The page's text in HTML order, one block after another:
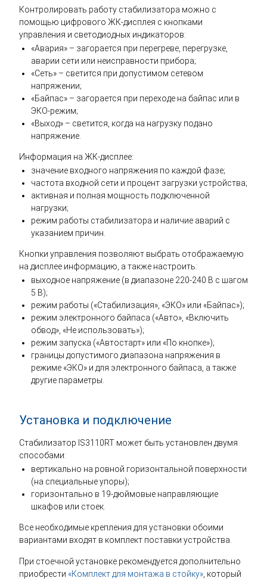
Контролировать работу стабилизатора можно с
помощью цифрового ЖК-дисплея с кнопками
управления и светодиодных индикаторов:
«Авария» – загорается при перегреве, перегрузке,
аварии сети или неисправности прибора;
«Сеть» – светится при допустимом сетевом
напряжении;
«Байпас» – загорается при переходе на байпас или в
ЭКО-режим;
«Выход» – светится, когда на нагрузку подано
напряжение.
Информация на ЖК-дисплее:
значение входного напряжения по каждой фазе;
частота входной сети и процент загрузки устройства;
активная и полная мощность подключенной
нагрузки;
режим работы стабилизатора и наличие аварий с
указанием причин.
Кнопки управления позволяют выбрать отображаемую
на дисплее информацию, а также настроить:
выходное напряжение (в диапазоне 220-240 В с шагом
5 В);
режим работы («Стабилизация», «ЭКО» или «Байпас»);
режим электронного байпаса («Авто», «Включить
обвод», «Не использовать»);
режим запуска («Автостарт» или «По кнопке»);
границы допустимого диапазона напряжения в
режиме «ЭКО» и для электронного байпаса, а также
другие параметры.
Установка и подключение
Стабилизатор IS3110RT может быть установлен двумя
способами:
вертикально на ровной горизонтальной поверхности
(на специальные упоры);
горизонтально в 19-дюймовые направляющие
шкафов или стоек.
Все необходимые крепления для установки обоими
вариантами входят в комплект поставки устройства.
При стоечной установке рекомендуется дополнительно
приобрести «Комплект для монтажа в стойку» , который